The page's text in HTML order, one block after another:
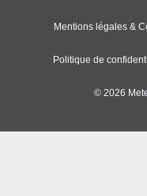
Mentions légales &
Politique de
© 2026